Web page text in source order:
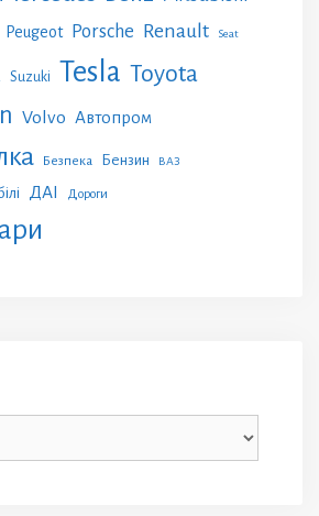
Peugeot Porsche Renault Seat
Suzuki Tesla Toyota
Volvo Автопром
Безпека Бензин ВАЗ
ДАІ Дороги